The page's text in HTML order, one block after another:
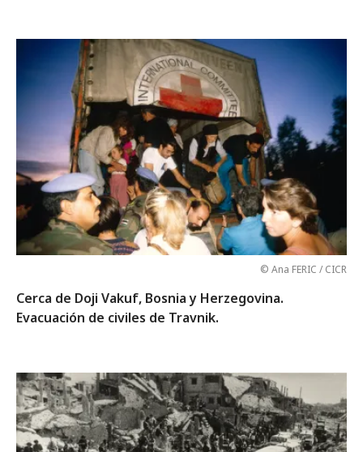
© Ana FERIC / CICR
Cerca de Doji Vakuf, Bosnia y Herzegovina.
Evacuación de civiles de Travnik.